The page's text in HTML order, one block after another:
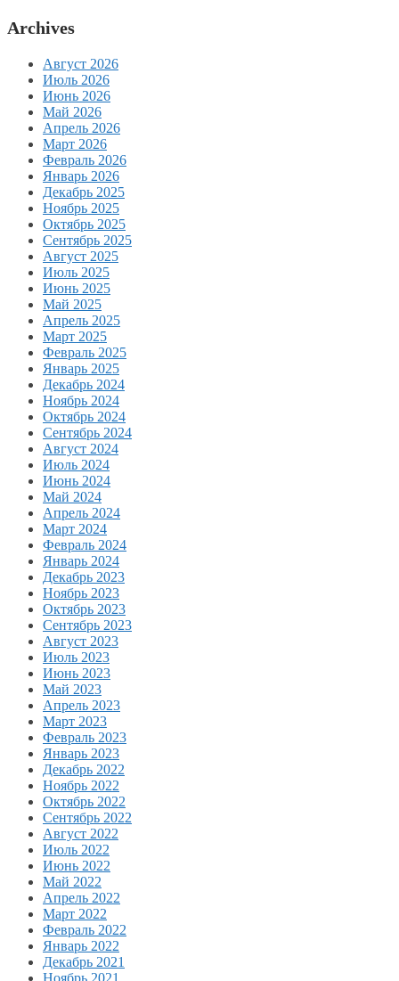
Archives
Август 2026
Июль 2026
Июнь 2026
Май 2026
Апрель 2026
Март 2026
Февраль 2026
Январь 2026
Декабрь 2025
Ноябрь 2025
Октябрь 2025
Сентябрь 2025
Август 2025
Июль 2025
Июнь 2025
Май 2025
Апрель 2025
Март 2025
Февраль 2025
Январь 2025
Декабрь 2024
Ноябрь 2024
Октябрь 2024
Сентябрь 2024
Август 2024
Июль 2024
Июнь 2024
Май 2024
Апрель 2024
Март 2024
Февраль 2024
Январь 2024
Декабрь 2023
Ноябрь 2023
Октябрь 2023
Сентябрь 2023
Август 2023
Июль 2023
Июнь 2023
Май 2023
Апрель 2023
Март 2023
Февраль 2023
Январь 2023
Декабрь 2022
Ноябрь 2022
Октябрь 2022
Сентябрь 2022
Август 2022
Июль 2022
Июнь 2022
Май 2022
Апрель 2022
Март 2022
Февраль 2022
Январь 2022
Декабрь 2021
Ноябрь 2021